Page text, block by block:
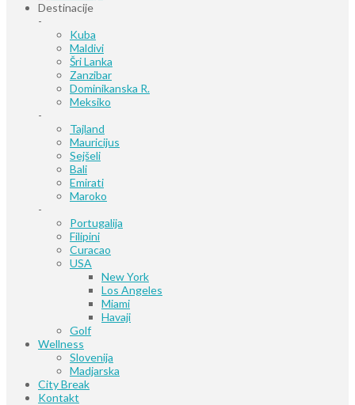
Destinacije
-
Kuba
Maldivi
Šri Lanka
Zanzibar
Dominikanska R.
Meksiko
-
Tajland
Mauricijus
Sejšeli
Bali
Emirati
Maroko
-
Portugalija
Filipini
Curacao
USA
New York
Los Angeles
Miami
Havaji
Golf
Wellness
Slovenija
Madjarska
City Break
Kontakt